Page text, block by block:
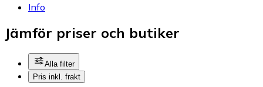
Info
Jämför priser och butiker
Alla filter
Pris inkl. frakt